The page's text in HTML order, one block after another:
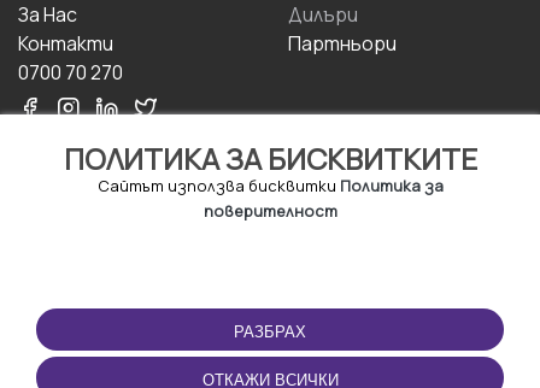
ПОЛИТИКА ЗА БИСКВИТКИТЕ
Сайтът използва бисквитки Политика за
поверителност
РАЗБРАХ
ОТКАЖИ ВСИЧКИ
За Hас
Контакти
0700 70 270
Дилъри
Партньори
ПОЛЗВАНЕ
Правила и условия за
ползване
ПРИЛОЖЕНИЕТО